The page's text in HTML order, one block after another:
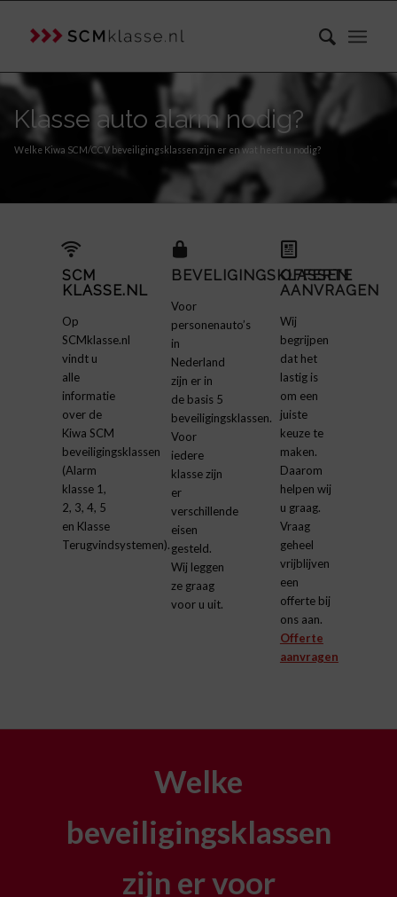
Klasse auto alarm nodig?
Welke Kiwa SCM/CCV beveiligingsklassen zijn er en wat heeft u nodig?
SCM
KLASSE.NL
Op
SCMklasse.nl
vindt u
alle
informatie
over de
Kiwa SCM
beveiligingsklassen
(Alarm
klasse 1,
2, 3, 4, 5
en Klasse
Terugvindsystemen).
BEVELIGINGSKLASSEN
Voor
personenauto’s
in
Nederland
zijn er in
de basis 5
beveiligingsklassen.
Voor
iedere
klasse zijn
er
verschillende
eisen
gesteld.
Wij leggen
ze graag
voor u uit.
OFFERTE
AANVRAGEN
Wij
begrijpen
dat het
lastig is
om een
juiste
keuze te
maken.
Daarom
helpen wij
u graag.
Vraag
geheel
vrijblijven
een
offerte bij
ons aan.
Offerte
aanvragen
Welke
beveiligingsklassen
zijn er voor